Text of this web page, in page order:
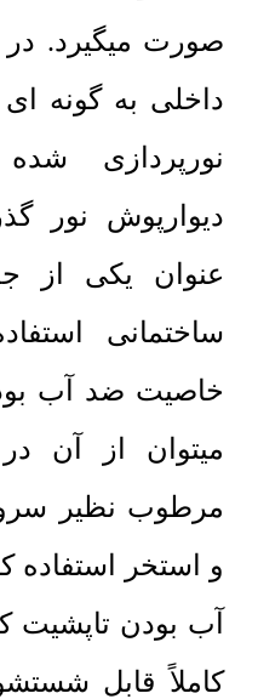
صورت میگیرد.
داخلی به گونه
نورپردازی
عنوان یکی از
ساختمانی
خاصیت ضد آب
میتوان از آن
مرطوب نظیر
و استخر
کاملاً قابل